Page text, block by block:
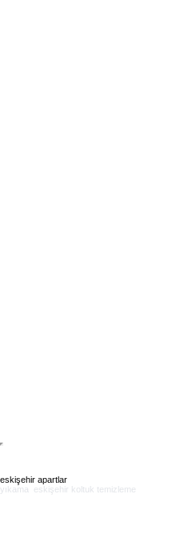
eskişehir apartlar
yıkama
eskişehir koltuk temizleme